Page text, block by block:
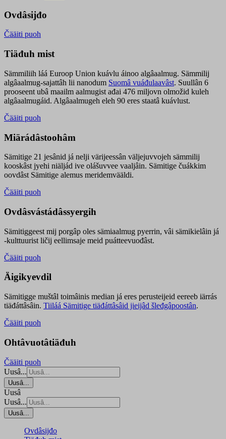
Ovdâsijđo
Čääiti puoh
Tiäđuh mist
Sämmiliih láá Euroop Union kuávlu áinoo algâaalmug. Sämmilij
algâaalmug-sajattâh lii nanodum Suomâ vuáđulaavâst. Suullân 6
prooseent ubâ maailm aalmugist ađai 476 miljovn olmožid kuleh
algâaalmugáid. Algâaalmugeh eleh 90 eres staatâ kuávlust.
Čääiti puoh
Miärádâstoohâm
Sämitige 21 jesânid já nelji värijeessân väljejuvvojeh sämmilij
kooskâst jyehi niäljád ive olášuvvee vaaljâin. Sämitige čuákkim
oovdâst Sämitige alemus meridemvääldi.
Čääiti puoh
Ovdâsvástádâssyergih
Sämitiggeest mij porgâp oles sämiaalmug pyerrin, vâi sämikielâin já
-kulttuurist ličij eellimsaje meid puátteevuođâst.
Čääiti puoh
Äigikyevdil
Sämitigge muštâl toimâinis median já eres perusteijeid eereeb iärrás
tiäđáttâsâin. Tiiláá Sämitige tiäđáttâsâid jieijâd šleđgâpoostân.
Čääiti puoh
Ohtâvuotâtiäđuh
Čääiti puoh
Uusâ...
Uusâ...
Uusâ
Uusâ...
Uusâ...
Ovdâsijđo